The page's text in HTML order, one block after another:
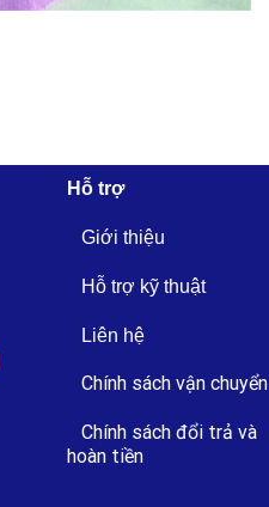
Hỗ trợ
Giới thiệu
Hỗ trợ kỹ thuật
Liên hệ
Chính sách vận chuyển
Chính sách đổi trả và
hoàn tiền